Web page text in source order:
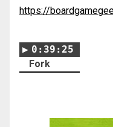
https://
0:39:25
Fork